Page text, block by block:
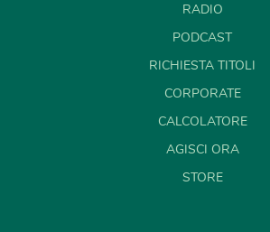
RADIO
PODCAST
RICHIESTA TITOLI
CORPORATE
CALCOLATORE
AGISCI ORA
STORE